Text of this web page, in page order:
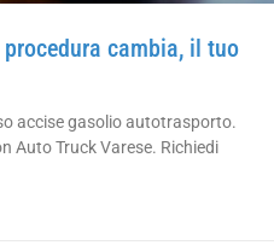
cambia, il tuo
accise gasolio autotrasporto.
Auto Truck Varese. Richiedi